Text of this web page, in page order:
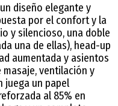
diseño elegante y
por el confort y la
y silencioso, una doble
una de ellas), head-up
aumentada y asientos
ventilación y
juega un papel
al 85% en